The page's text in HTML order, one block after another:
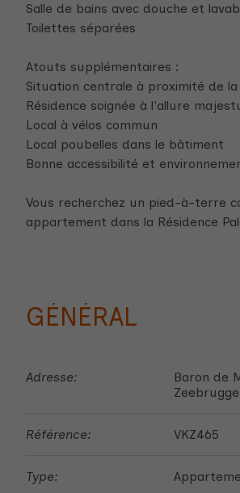
Salle de bains avec douche et
Toilettes séparées
Atouts supplémentaires :
Situation centrale à proximité de
Résidence soignée à l'allure
Local à vélos commun
Local poubelles dans le bâtiment
Bonne accessibilité et
Vous recherchez un pied-à-terre
appartement dans la Résidence
GÉNÉRAL
Adresse:
Baron de
Zeebrugge
Référence: VKZ465
Type: